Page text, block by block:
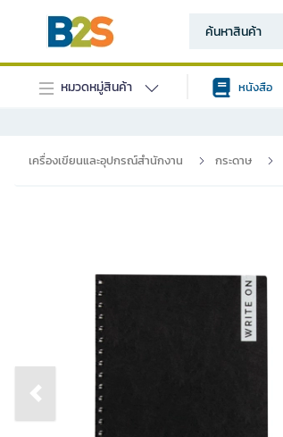
หมวดหมู่สินค้า หนังสือ
เครื่องเขียนและอุปกรณ์สำนักงาน กระดาษ
Previous slide